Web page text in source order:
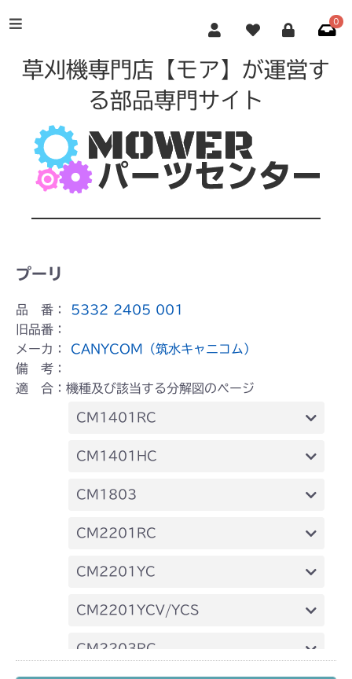
0
草刈機専門店【モア】が運営す
る部品専門サイト
プーリ
品 番：
5332 2405 001
旧品番：
メーカ： CANYCOM（筑水キャニコム）
備 考：
適 合：機種及び該当する分解図のページ
CM1401RC
本体 FIG13 動力伝達(刈刃)
CM1401HC
本体 FIG14 240A 動力伝達
CM1803
本体 FIG22 動力伝達(刈刃)
CM2201RC
本体 FIG22 動力伝達(刈刃)
CM2201YC
本体 FIG15 動力伝達(刈刃)
CM2201YCV/YCS
本体 FIG17 動力伝達(刈刃)
CM2203RC